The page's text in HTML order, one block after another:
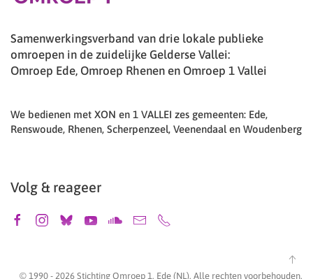
Samenwerkingsverband van drie lokale publieke
omroepen in de zuidelijke Gelderse Vallei:
Omroep Ede, Omroep Rhenen en Omroep 1 Vallei
We bedienen met XON en 1 VALLEI zes gemeenten: Ede,
Renswoude, Rhenen, Scherpenzeel, Veenendaal en Woudenberg
Volg & reageer
© 1990 - 2026 Stichting Omroep 1, Ede (NL). Alle rechten voorbehouden.